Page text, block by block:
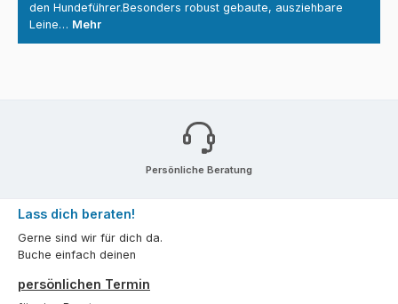
den Hundeführer.Besonders robust gebaute, ausziehbare
Leine… Mehr
Persönliche Beratung
Lass dich beraten!
Gerne sind wir für dich da.
Buche einfach deinen
persönlichen Termin